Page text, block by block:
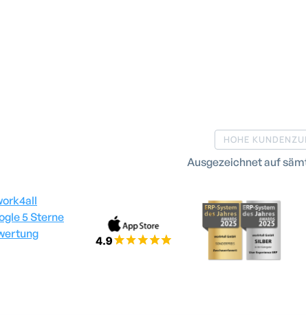
HOHE
Ausgezeichnet auf